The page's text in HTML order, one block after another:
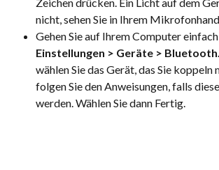
nicht, sehen Sie in Ihrem
Gehen Sie auf Ihrem Computer
Einstellungen > Geräte > Bluetooth.
wählen Sie das Gerät, das Sie koppeln
folgen Sie den Anweisungen, falls
werden. Wählen Sie dann Fertig.